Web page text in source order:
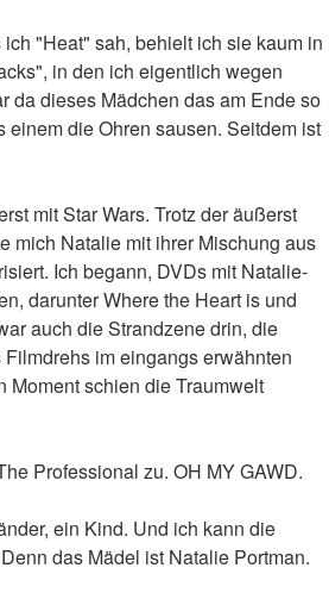
"Heat" sah, behielt ich sie kaum in
in den ich eigentlich wegen
da dieses Mädchen das am Ende so
einem die Ohren sausen. Seitdem ist
mit Star Wars. Trotz der äußerst
mich Natalie mit ihrer Mischung aus
Ich begann, DVDs mit Natalie-
darunter Where the Heart is und
auch die Strandzene drin, die
im eingangs erwähnten
Moment schien die Traumwelt
Professional zu. OH MY GAWD.
ein Kind. Und ich kann die
das Mädel ist Natalie Portman.